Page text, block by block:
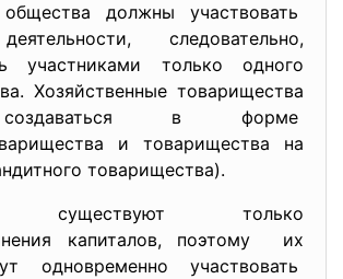
должны участвовать
следовательно,
участниками только одного
Хозяйственные товарищества
в форме
и товарищества на
товарищества).
существуют только
капиталов, поэтому их
одновременно участвовать